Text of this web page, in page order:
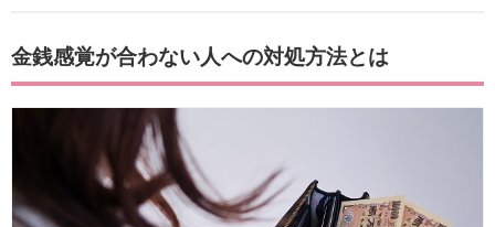
金銭感覚が合わない人への対処方法とは